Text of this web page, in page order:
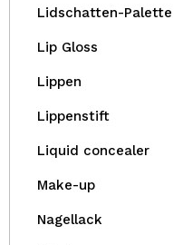
Lidschatten-Palette
Lip Gloss
Lippen
Lippenstift
Liquid concealer
Make-up
Nagellack